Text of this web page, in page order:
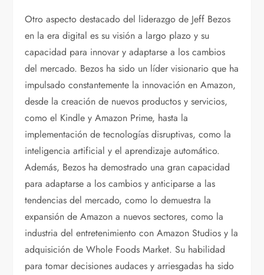
Otro aspecto destacado del liderazgo de Jeff Bezos
en la era digital es su visión a largo plazo y su
capacidad para innovar y adaptarse a los cambios
del mercado. Bezos ha sido un líder visionario que ha
impulsado constantemente la innovación en Amazon,
desde la creación de nuevos productos y servicios,
como el Kindle y Amazon Prime, hasta la
implementación de tecnologías disruptivas, como la
inteligencia artificial y el aprendizaje automático.
Además, Bezos ha demostrado una gran capacidad
para adaptarse a los cambios y anticiparse a las
tendencias del mercado, como lo demuestra la
expansión de Amazon a nuevos sectores, como la
industria del entretenimiento con Amazon Studios y la
adquisición de Whole Foods Market. Su habilidad
para tomar decisiones audaces y arriesgadas ha sido